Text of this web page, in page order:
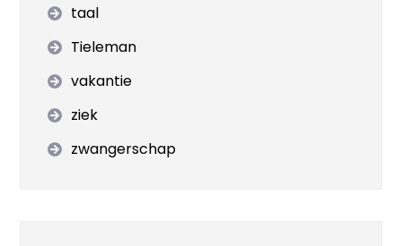
taal
Tieleman
vakantie
ziek
zwangerschap